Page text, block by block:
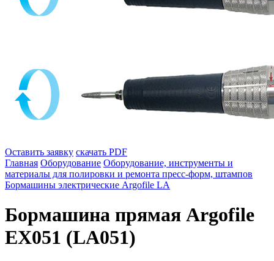
Оставить заявку скачать PDF
Главная Оборудование Оборудование, инструменты и
материалы для полировки и ремонта пресс-форм, штампов
Бормашины электрические Argofile LA
Бормашина прямая Argofile
EX051 (LA051)